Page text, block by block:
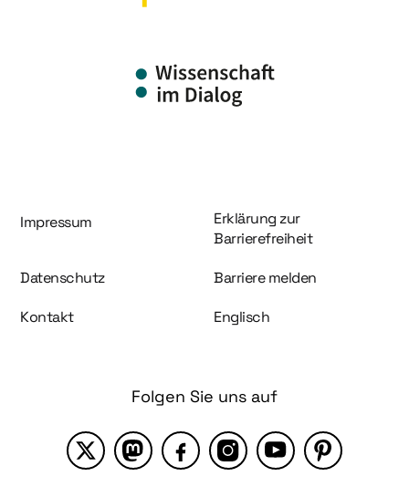
Information und Service
Impressum
Erklärung zur
Barrierefreiheit
Datenschutz Barriere melden
Kontakt Englisch
Folgen Sie uns auf